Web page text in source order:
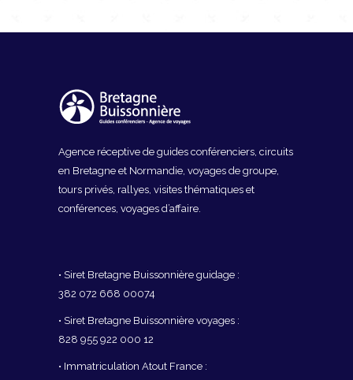
Agence réceptive de guides conférenciers, circuits
en Bretagne et Normandie, voyages de groupe,
tours privés, rallyes, visites thématiques et
conférences, voyages d’affaire.
• Siret Bretagne Buissonnière guidage :
382 072 668 00074
• Siret Bretagne Buissonnière voyages :
828 955 922 000 12
• Immatriculation Atout France :